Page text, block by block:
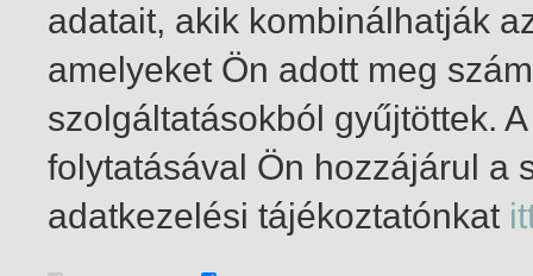
1-1 / összesen 1 találat
adatait, akik kombinálhatják
amelyeket Ön adott meg
szolgáltatásokból gyűjtöttek.
folytatásával Ön hozzájárul a
adatkezelési tájékoztatónkat